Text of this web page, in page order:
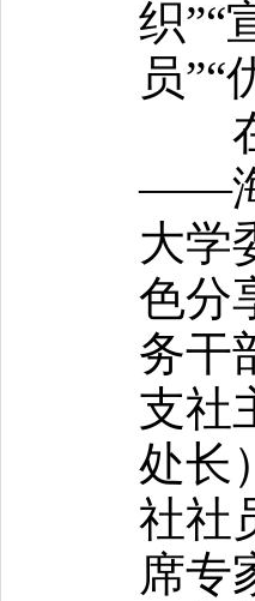
织”“
员”“
在
——海
大学
色分
务干
支社
处长
社社
席专